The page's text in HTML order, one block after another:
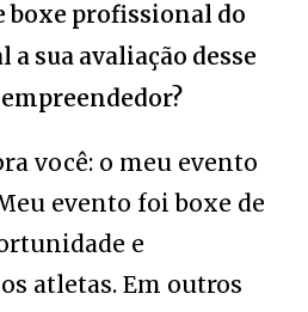
boxe profissional do
a sua avaliação desse
você: o meu evento
evento foi boxe de
e
atletas. Em outros